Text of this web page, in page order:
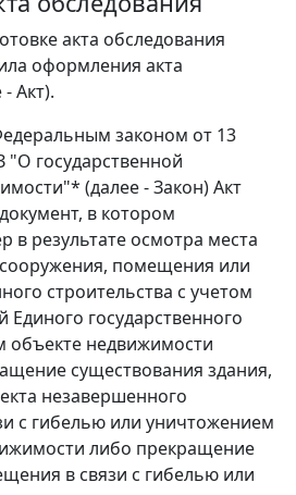
акта обследования
оформления акта
Акт).
законом от 13
"О государственной
(далее - Закон) Акт
в котором
в результате осмотра места
помещения или
строительства с учетом
государственного
объекте недвижимости
существования здания,
незавершенного
с гибелью или уничтожением
либо прекращение
в связи с гибелью или